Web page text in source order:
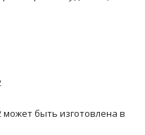
может быть изготовлена в